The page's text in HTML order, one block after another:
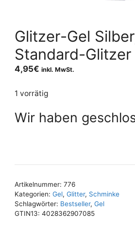
Glitzer-Gel
Standard-Glitzer
4,95€ inkl. MwSt.
1 vorrätig
Wir haben
Artikelnummer: 776
Kategorien: Gel, Glitter, Schminke
Schlagwörter: Bestseller, Gel
GTIN13: 4028362907085